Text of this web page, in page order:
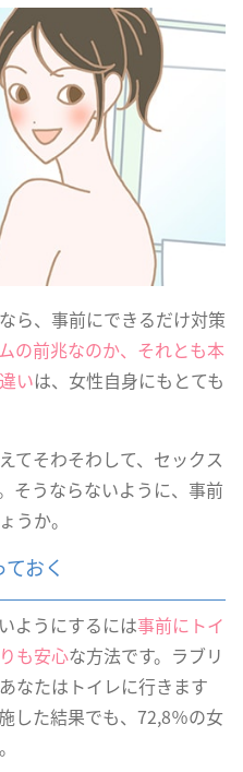
ら、事前にできるだけ対策
の前兆なのか、それとも本
いは、女性自身にもとても
てそわそわして、セックス
そうならないように、事前
うか。
おく
ようにするには事前にトイ
も安心な方法です。ラブリ
なたはトイレに行きます
した結果でも、72,8％の女